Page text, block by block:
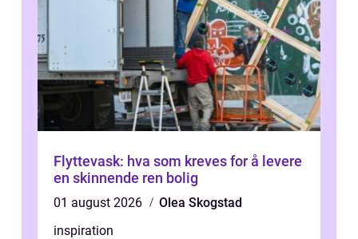
Flyttevask: hva som kreves for å levere
en skinnende ren bolig
01 august 2026
Olea Skogstad
inspiration